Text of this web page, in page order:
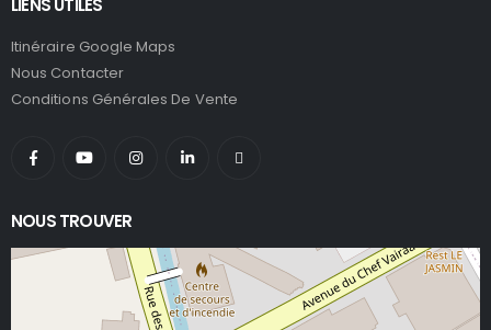
LIENS UTILES
Itinéraire Google Maps
Nous Contacter
Conditions Générales De Vente
NOUS TROUVER